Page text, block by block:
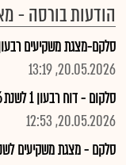
הודעות בורסה -
סלקם-מצגת משקיעים רבעון
20.05.2026, 13:19
סלקום - דוח רבעון 1 לשנת 2026
20.05.2026, 12:53
סלקם - מצגת משקיעים לשנת